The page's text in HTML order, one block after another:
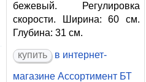
бежевый. Регулировка
скорости. Ширина: 60 см.
Глубина: 31 см.
купить в интернет-
магазине Ассортимент БТ